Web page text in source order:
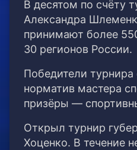
В десятом по счёту
Александра
принимают более
30 регионов России.
Победители
норматив мастера
призёры —
Открыл турнир
Хоценко. В течение